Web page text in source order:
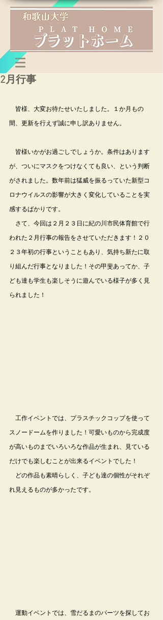
2月行事
皆様、大変お待たせいたしました。１か月もの
間、更新を行えず誠に申し訳ありません。
皆様いかがお過ごしでしょうか。条件はあります
が、ついにマスクをつけなくても良い、という判断
がされました。数年前は猛威を振るっていた新型コ
ロナウイルスの影響が大きく変化していることを実
感するばかりです。
さて、今回は２月２３日に紀の川市民体育館で行
われた２月行事の報告をさせていただきます！２０
２３年初の行事ということもあり、気持ち新たに取
り組んだ行事となりました！その甲斐あってか、子
ども達も学生も楽しそうに遊んでいる様子が多く見
られました！
工作イベントでは、プラスチックコップを使って
スノードームを作りました！可愛いものから完成度
が高いものまでいろいろな作品が生まれ、見ている
だけでも楽しむことが出来るイベントでした！
どの作品も素晴らしく、子ども達の個性がそれぞ
れ見えるものが多かったです。
運動イベントでは、雪だるまのパーツを探してお